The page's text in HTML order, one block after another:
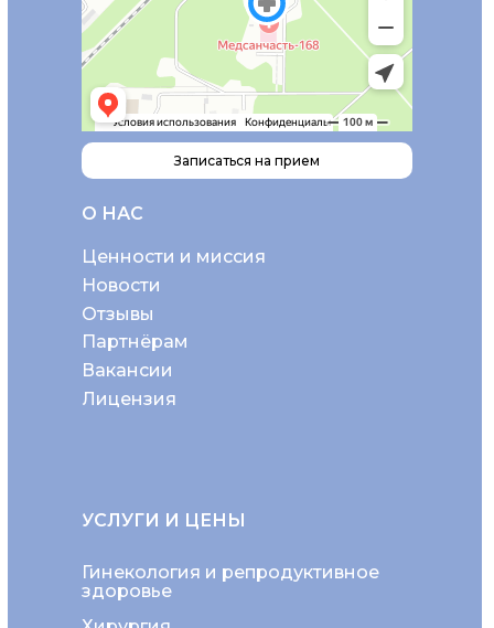
О НАС
Ценности и миссия
Новости
Отзывы
Партнёрам
Вакансии
Лицензия
Гинекология и репродуктивное
здоровье
УСЛУГИ И ЦЕНЫ
Записаться на прием